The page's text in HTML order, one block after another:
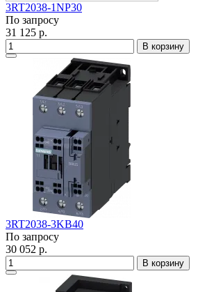
3RT2038-1NP30
По запросу
31 125 р.
В корзину
3RT2038-3KB40
По запросу
30 052 р.
В корзину